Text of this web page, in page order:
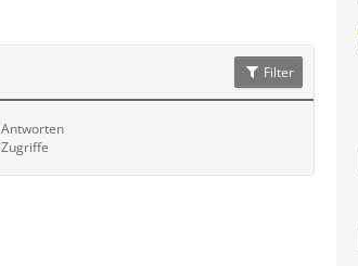
Filter
Antworten
Zugriffe